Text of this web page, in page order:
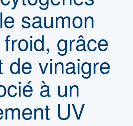
saumon
grâce
de vinaigre
à un
UV